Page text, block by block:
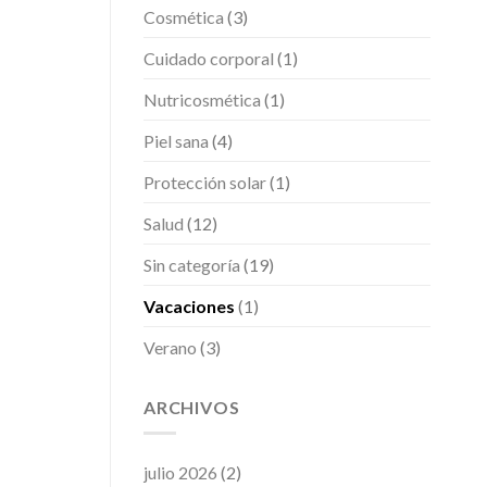
Cosmética (3)
Cuidado corporal (1)
Nutricosmética (1)
Piel sana (4)
Protección solar(1)
Salud (12)
Sin categoría (19)
Vacaciones (1)
Verano (3)
ARCHIVOS
julio 2026 (2)